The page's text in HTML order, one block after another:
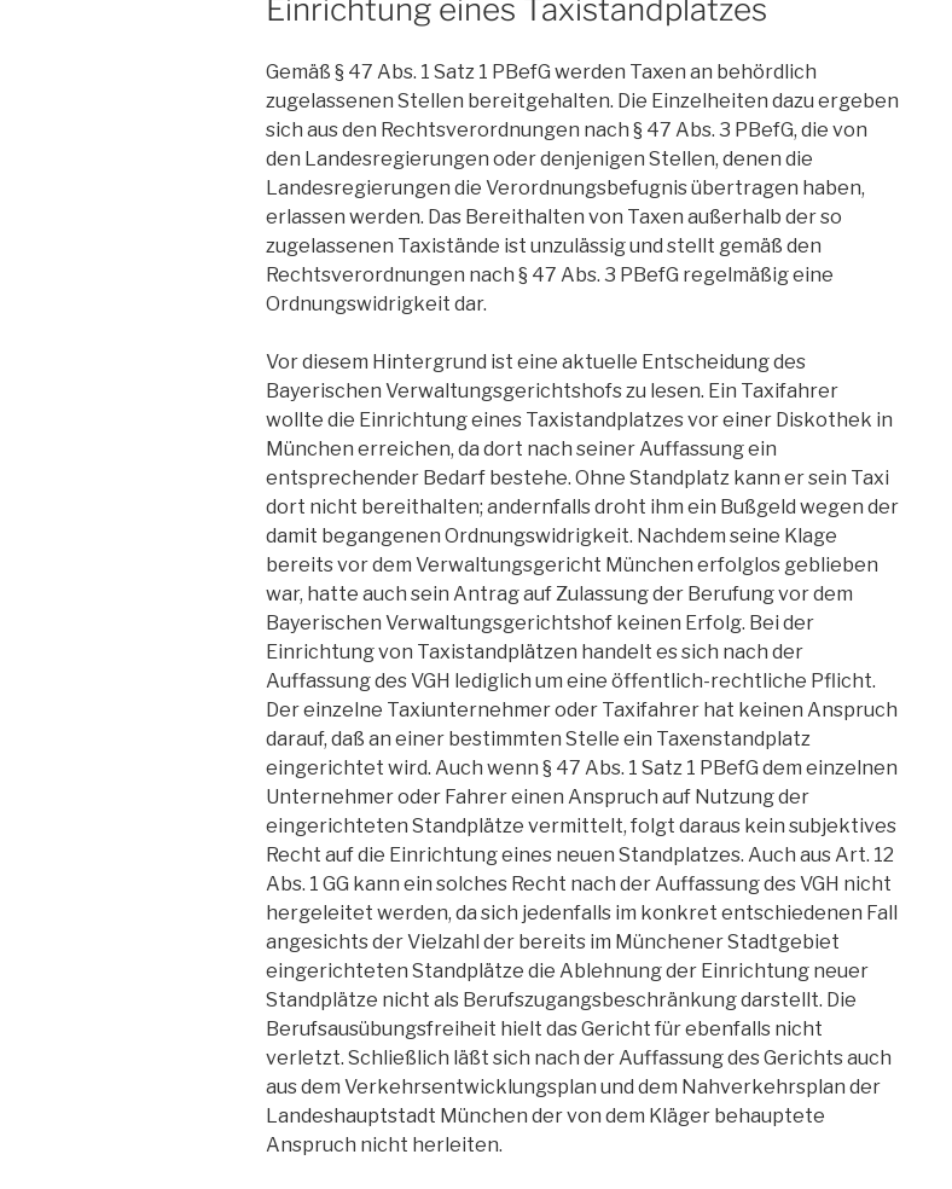
Einrichtung eines Taxistandplatzes
Gemäß § 47 Abs. 1 Satz 1 PBefG werden Taxen an behördlich
zugelassenen Stellen bereitgehalten. Die Einzelheiten dazu ergeben
sich aus den Rechtsverordnungen nach § 47 Abs. 3 PBefG, die von
den Landesregierungen oder denjenigen Stellen, denen die
Landesregierungen die Verordnungsbefugnis übertragen haben,
erlassen werden. Das Bereithalten von Taxen außerhalb der so
zugelassenen Taxistände ist unzulässig und stellt gemäß den
Rechtsverordnungen nach § 47 Abs. 3 PBefG regelmäßig eine
Ordnungswidrigkeit dar.
Vor diesem Hintergrund ist eine aktuelle Entscheidung des
Bayerischen Verwaltungsgerichtshofs zu lesen. Ein Taxifahrer
wollte die Einrichtung eines Taxistandplatzes vor einer Diskothek in
München erreichen, da dort nach seiner Auffassung ein
entsprechender Bedarf bestehe. Ohne Standplatz kann er sein Taxi
dort nicht bereithalten; andernfalls droht ihm ein Bußgeld wegen der
damit begangenen Ordnungswidrigkeit. Nachdem seine Klage
bereits vor dem Verwaltungsgericht München erfolglos geblieben
war, hatte auch sein Antrag auf Zulassung der Berufung vor dem
Bayerischen Verwaltungsgerichtshof keinen Erfolg. Bei der
Einrichtung von Taxistandplätzen handelt es sich nach der
Auffassung des VGH lediglich um eine öffentlich-rechtliche Pflicht.
Der einzelne Taxiunternehmer oder Taxifahrer hat keinen Anspruch
darauf, daß an einer bestimmten Stelle ein Taxenstandplatz
eingerichtet wird. Auch wenn § 47 Abs. 1 Satz 1 PBefG dem einzelnen
Unternehmer oder Fahrer einen Anspruch auf Nutzung der
eingerichteten Standplätze vermittelt, folgt daraus kein subjektives
Recht auf die Einrichtung eines neuen Standplatzes. Auch aus Art. 12
Abs. 1 GG kann ein solches Recht nach der Auffassung des VGH nicht
hergeleitet werden, da sich jedenfalls im konkret entschiedenen Fall
angesichts der Vielzahl der bereits im Münchener Stadtgebiet
eingerichteten Standplätze die Ablehnung der Einrichtung neuer
Standplätze nicht als Berufszugangsbeschränkung darstellt. Die
Berufsausübungsfreiheit hielt das Gericht für ebenfalls nicht
verletzt. Schließlich läßt sich nach der Auffassung des Gerichts auch
aus dem Verkehrsentwicklungsplan und dem Nahverkehrsplan der
Landeshauptstadt München der von dem Kläger behauptete
Anspruch nicht herleiten.